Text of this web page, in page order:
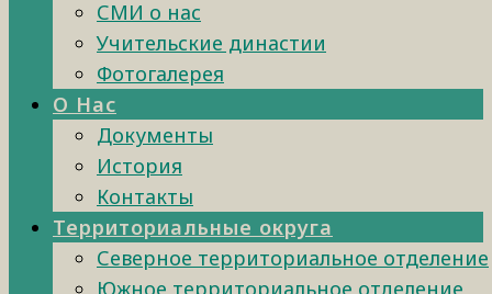
СМИ о нас
Учительские династии
Фотогалерея
О Нас
Документы
История
Контакты
Территориальные округа
Северное территориальное отделение
Южное территориальное отделение